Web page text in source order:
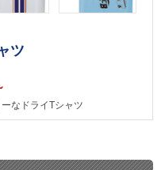
ツ
なドライTシャツ